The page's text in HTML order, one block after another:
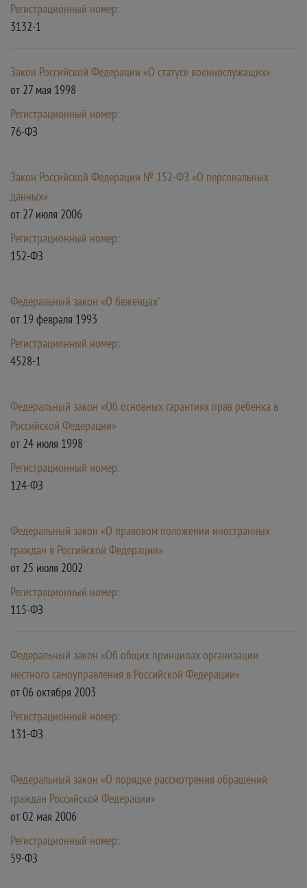
Регистрационный номер:
3132-1
Закон Российской Федерации «О статусе военнослужащих»
от 27 мая 1998
Регистрационный номер:
76-ФЗ
Закон Российской Федерации № 152-ФЗ «О персональных
данных»
от 27 июля 2006
Регистрационный номер:
152-ФЗ
Федеральный закон «О беженцах"
от 19 февраля 1993
Регистрационный номер:
4528-1
Федеральный закон «Об основных гарантиях прав ребенка в
Российской Федерации»
от 24 июля 1998
Регистрационный номер:
124-ФЗ
Федеральный закон «О правовом положении иностранных
граждан в Российской Федерации»
от 25 июля 2002
Регистрационный номер:
115-ФЗ
Федеральный закон «Об общих принципах организации
местного самоуправления в Российской Федерации»
от 06 октября 2003
Регистрационный номер:
131-ФЗ
Федеральный закон «О порядке рассмотрения обращений
граждан Российской Федерации»
от 02 мая 2006
Регистрационный номер:
59-ФЗ